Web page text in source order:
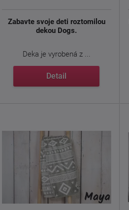
Zabavte svoje deti roztomilou
dekou Dogs.
Deka je vyrobená z ...
Detail